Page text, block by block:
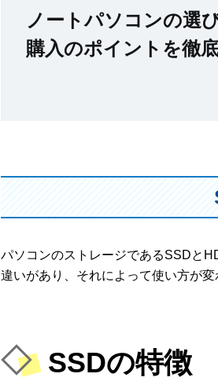
ノートパソコンの選
購入のポイントを徹
パソコンのストレージであるSSDと
違いがあり、それによって使い方が
SSDの特徴